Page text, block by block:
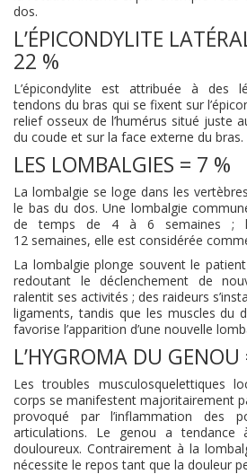
dos.
L’ÉPICONDYLITE
22 %
L’épicondylite est attribuée à des
tendons du bras qui se fixent sur
relief osseux de l’humérus situé juste
du coude et sur la face externe du bras.
LES LOMBALGIES = 7 %
La lombalgie se loge dans les
le bas du dos. Une lombalgie
de temps de 4 à 6 semaines ;
12 semaines, elle est considérée
La lombalgie plonge souvent le
redoutant le déclenchement de
ralentit ses activités ; des raideurs
ligaments, tandis que les muscles du
favorise l’apparition d’une nouvelle
L’HYGROMA DU
Les troubles musculosquelettiques
corps se manifestent majoritairement
provoqué par l’inflammation des
articulations. Le genou a
douloureux. Contrairement à la
nécessite le repos tant que la douleur